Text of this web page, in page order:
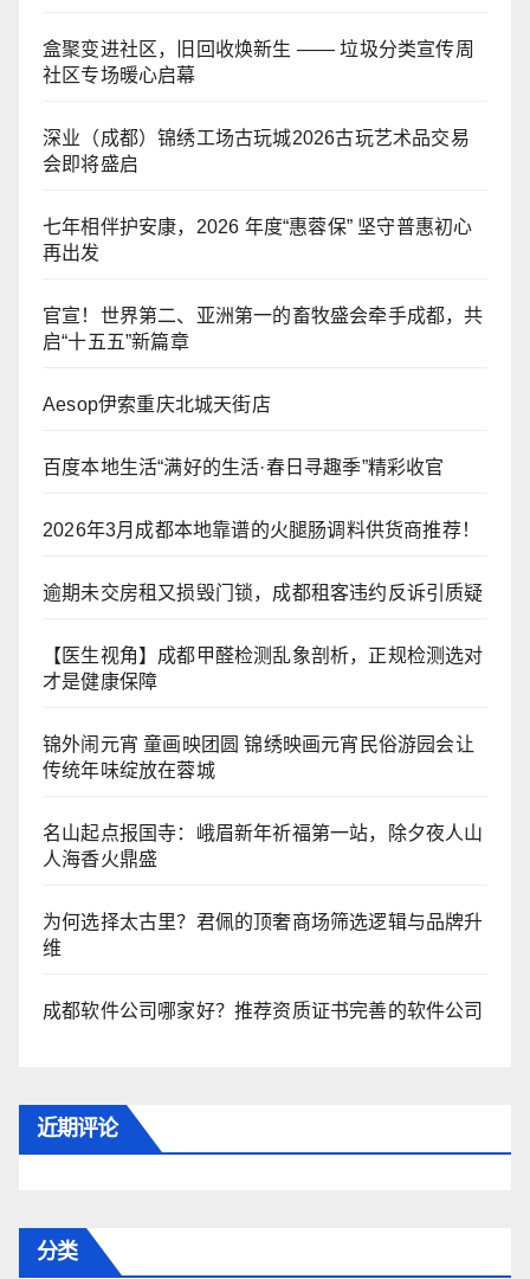
盒聚变进社区，旧回收焕新生 —— 垃圾分类宣传周
社区专场暖心启幕
深业（成都）锦绣工场古玩城2026古玩艺术品交易
会即将盛启
七年相伴护安康，2026 年度“惠蓉保” 坚守普惠初心
再出发
官宣！世界第二、亚洲第一的畜牧盛会牵手成都，共
启“十五五”新篇章
Aesop伊索重庆北城天街店
百度本地生活“满好的生活·春日寻趣季”精彩收官
2026年3月成都本地靠谱的火腿肠调料供货商推荐！
逾期未交房租又损毁门锁，成都租客违约反诉引质疑
【医生视角】成都甲醛检测乱象剖析，正规检测选对
才是健康保障
锦外闹元宵 童画映团圆 锦绣映画元宵民俗游园会让
传统年味绽放在蓉城
名山起点报国寺：峨眉新年祈福第一站，除夕夜人山
人海香火鼎盛
为何选择太古里？君佩的顶奢商场筛选逻辑与品牌升
维
成都软件公司哪家好？推荐资质证书完善的软件公司
近期评论
分类